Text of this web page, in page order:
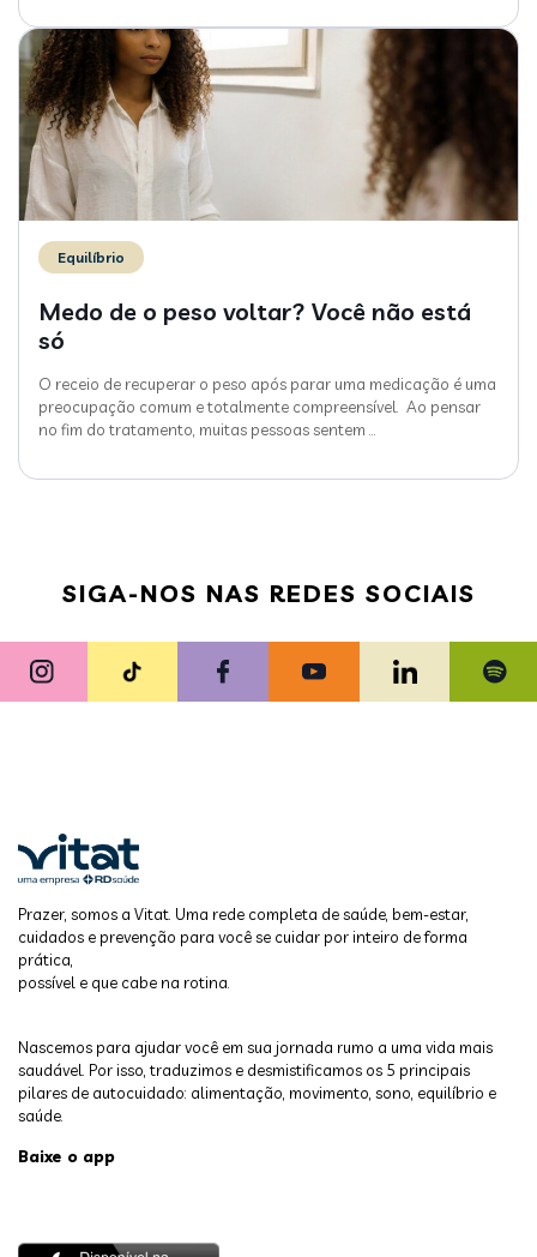
Equilíbrio
Medo de o peso voltar? Você não está
só
O receio de recuperar o peso após parar uma medicação é uma
preocupação comum e totalmente compreensível. Ao pensar
no fim do tratamento, muitas pessoas sentem
SIGA-NOS NAS REDES SOCIAIS
Prazer, somos a Vitat. Uma rede completa de saúde, bem-estar,
cuidados e prevenção para você se cuidar por inteiro de forma
prática,
possível e que cabe na rotina.
Nascemos para ajudar você em sua jornada rumo a uma vida mais
saudável. Por isso, traduzimos e desmistificamos os 5 principais
pilares de autocuidado: alimentação, movimento, sono, equilíbrio e
saúde.
Baixe o app